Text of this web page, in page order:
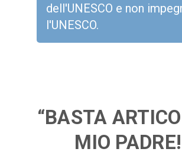
dell'UNESCO e non
l'UNESCO.
“BASTA
MIO